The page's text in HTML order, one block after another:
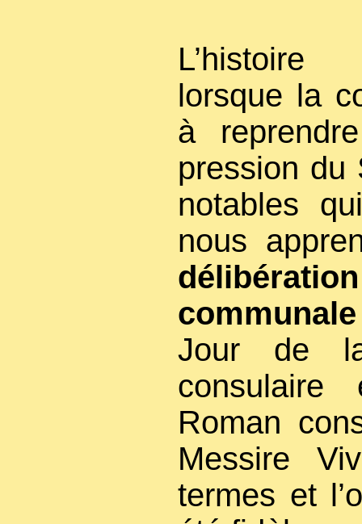
L’histoire
lorsque la
à
pression du
notables
nous
Jour de
Roman
Messire
termes et